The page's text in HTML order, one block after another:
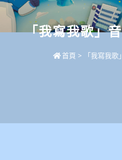
「我寫我歌」
首頁 > 「我寫我